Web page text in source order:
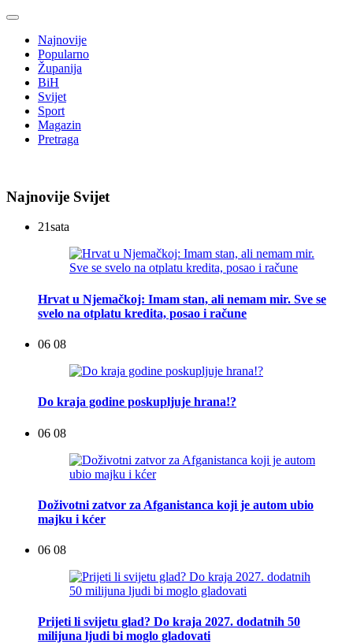
Najnovije
Popularno
Županija
BiH
Svijet
Sport
Magazin
Pretraga
Najnovije Svijet
21sata
Hrvat u Njemačkoj: Imam stan, ali nemam mir. Sve se
svelo na otplatu kredita, posao i račune
06 08
Do kraja godine poskupljuje hrana!?
06 08
Doživotni zatvor za Afganistanca koji je autom ubio
majku i kćer
06 08
Prijeti li svijetu glad? Do kraja 2027. dodatnih 50
milijuna ljudi bi moglo gladovati